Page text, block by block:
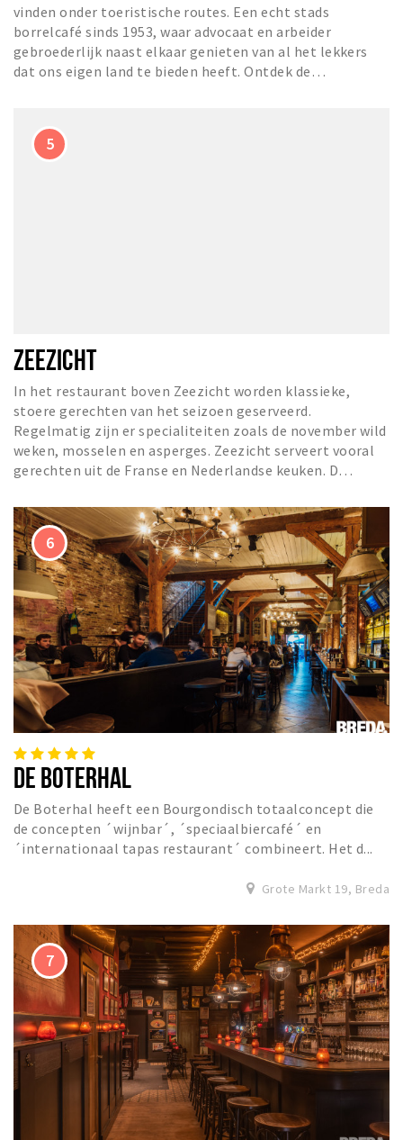
vinden onder toeristische routes. Een echt stads
borrelcafé sinds 1953, waar advocaat en arbeider
gebroederlijk naast elkaar genieten van al het lekkers
dat ons eigen land te bieden heeft. Ontdek de…
ZEEZICHT
In het restaurant boven Zeezicht worden klassieke,
stoere gerechten van het seizoen geserveerd.
Regelmatig zijn er specialiteiten zoals de november wild
weken, mosselen en asperges. Zeezicht serveert vooral
gerechten uit de Franse en Nederlandse keuken. D…
DE BOTERHAL
De Boterhal heeft een Bourgondisch totaalconcept die
de concepten ´wijnbar´, ´speciaalbiercafé´ en
´internationaal tapas restaurant´ combineert. Het d...
Grote Markt 19, Breda